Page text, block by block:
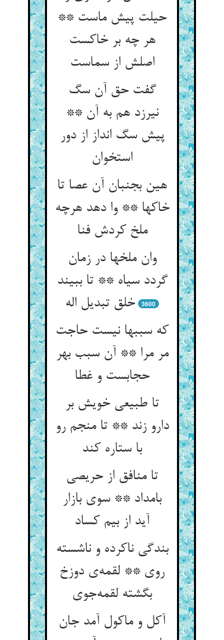
حیلت پیش ماست **
هر چه بر خاکست
اصلش از سماست
گفت حق آن سگ
نیرزد هم به آن **
پیش سگ انداز از دور
استخوان
هین بجنبان آن عصا تا
خاکها ** وا دهد هرچه
ملخ کردش فنا
وان ملخها در زمان
گردد سیاه ** تا ببیند
خلق تبدیل اله
3600
که سببها نیست حاجت
مر مرا ** آن سبب بهر
حجابست و غطا
تا طبیعی خویش بر
دارو زند ** تا منجم رو
با ستاره کند
تا منافق از حریصی
بامداد ** سوی بازار
آید از بیم کساد
بندگی ناکرده و ناشسته
روی ** لقمه‌ی دوزخ
بگشته لقمه‌جوی
آکل و ماکول آمد جان